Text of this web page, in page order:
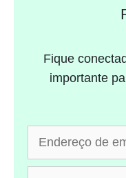
Fique
importante